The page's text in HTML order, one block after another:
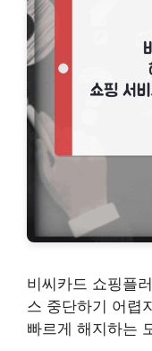
비씨카드 쇼핑플
스 중단하기 어렵
빠르게 해지하는